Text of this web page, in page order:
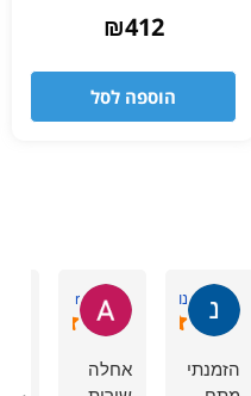
5.00
מתוך 5₪412
הוספה לסל
נוי מ.
הזמנתי
Avi r
אחלה